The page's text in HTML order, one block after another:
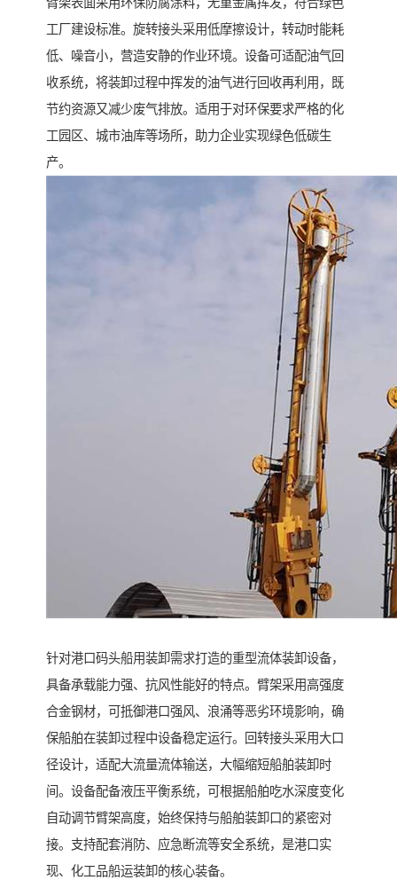
臂架表面采用环保防腐涂料，无重金属挥发，符合绿色
工厂建设标准。旋转接头采用低摩擦设计，转动时能耗
低、噪音小，营造安静的作业环境。设备可适配油气回
收系统，将装卸过程中挥发的油气进行回收再利用，既
节约资源又减少废气排放。适用于对环保要求严格的化
工园区、城市油库等场所，助力企业实现绿色低碳生
产。
针对港口码头船用装卸需求打造的重型流体装卸设备，
具备承载能力强、抗风性能好的特点。臂架采用高强度
合金钢材，可抵御港口强风、浪涌等恶劣环境影响，确
保船舶在装卸过程中设备稳定运行。回转接头采用大口
径设计，适配大流量流体输送，大幅缩短船舶装卸时
间。设备配备液压平衡系统，可根据船舶吃水深度变化
自动调节臂架高度，始终保持与船舶装卸口的紧密对
接。支持配套消防、应急断流等安全系统，是港口实
现、化工品船运装卸的核心装备。